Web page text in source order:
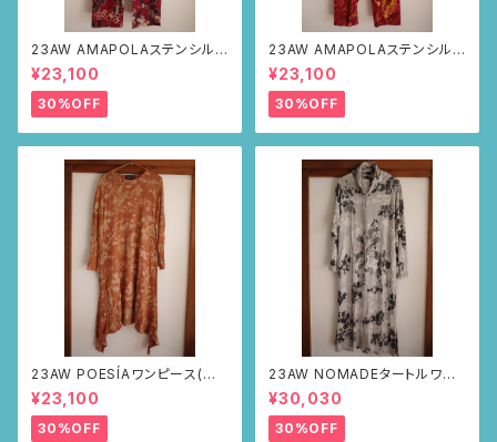
23AW AMAPOLAステンシルパ
ンツ(ボルドー・サボテンの山道
柄)
¥23,100
30%OFF
23AW AMAPOLAステンシルパ
ンツ(ボルドー・リーフ柄)
¥23,100
30%OFF
23AW POESÍAワンピース(ブラ
ウン・サボテンの山道柄)
¥23,100
30%OFF
23AW NOMADEタートルワン
ピース(メランジグレー・サボテ
ンの山道柄)
¥30,030
30%OFF